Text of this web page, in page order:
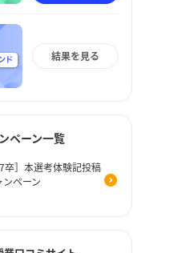
結果を見る
ペーン一覧
卒］本選考体験記投稿
ンペーン